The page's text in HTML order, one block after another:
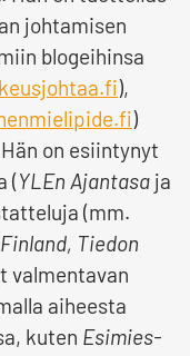
johtamisen
blogeihinsa
),
)
on esiintynyt
(YLEn Ajantasa ja
(mm.
Tiedon
valmentavan
aiheesta
kuten Esimies-